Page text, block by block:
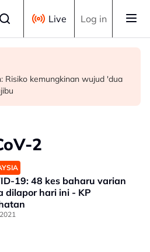
Live Log in
empat tahun abai kanak-
hingga lemas
boleh sanggah fakta, jangan
AMK
Risiko kemungkinan wujud 'dua
2
19: 48 kes baharu varian
dilapor hari ini - KP